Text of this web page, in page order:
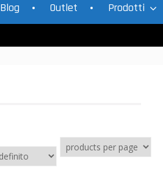
Blog Outlet Prodotti